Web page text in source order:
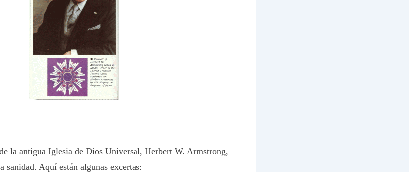
la antigua Iglesia de Dios Universal, Herbert W. Armstrong,
sanidad. Aquí están algunas excertas: